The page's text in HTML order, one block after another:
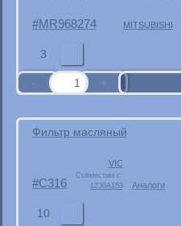
MR968274 MITSUBISHI
3
Фильтр масляный
C316
VIC
Совместим с
1230A153
Аналоги
10